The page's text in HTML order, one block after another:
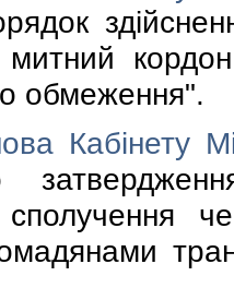
митний
обмеження".
Кабiнету
сполучення